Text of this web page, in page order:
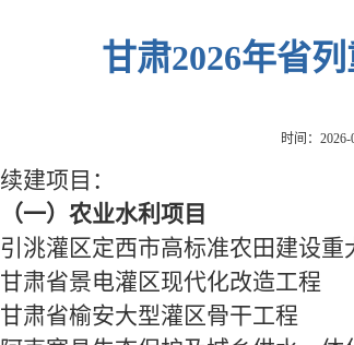
甘肃2026年省
时间：
续建项目：
（一）农业水利项目
引洮灌区定西市高标准农田建设重
甘肃省景电灌区现代化改造工程
甘肃省榆安大型灌区骨干工程